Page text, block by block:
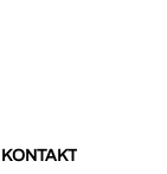
KONTAKT